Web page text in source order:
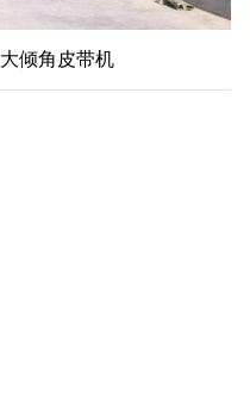
大倾角皮带机